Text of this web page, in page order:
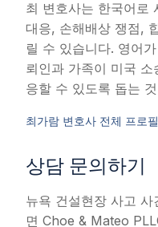
최 변호사는 한국어로
대응, 손해배상 쟁점,
릴 수 있습니다. 영어
뢰인과 가족이 미국
응할 수 있도록 돕는
최가람 변호사 전체 프로
상담 문의하기
뉴욕 건설현장 사고
면 Choe & Mateo